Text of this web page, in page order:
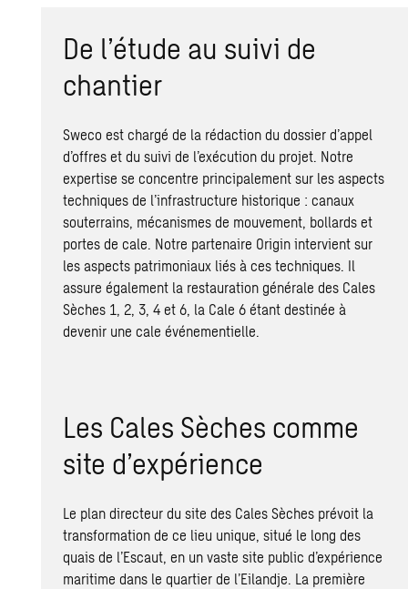
De l’étude au suivi de
chantier
Sweco est chargé de la rédaction du dossier d’appel
d’offres et du suivi de l’exécution du projet. Notre
expertise se concentre principalement sur les aspects
techniques de l’infrastructure historique : canaux
souterrains, mécanismes de mouvement, bollards et
portes de cale. Notre partenaire Origin intervient sur
les aspects patrimoniaux liés à ces techniques. Il
assure également la restauration générale des Cales
Sèches 1, 2, 3, 4 et 6, la Cale 6 étant destinée à
devenir une cale événementielle.
Les Cales Sèches comme
site d’expérience
Le plan directeur du site des Cales Sèches prévoit la
transformation de ce lieu unique, situé le long des
quais de l’Escaut, en un vaste site public d’expérience
maritime dans le quartier de l’Eilandje. La première